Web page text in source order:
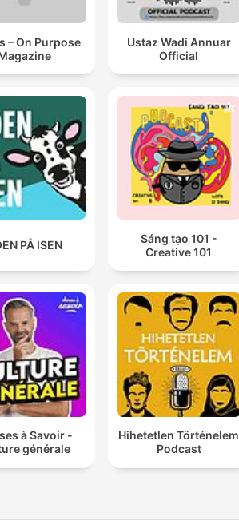
– On Purpose
Ustaz Wadi Annuar
Official
PÅ ISEN
Sáng tạo 101 -
Creative 101
à Savoir -
générale
Hihetetlen Történelem
Podcast